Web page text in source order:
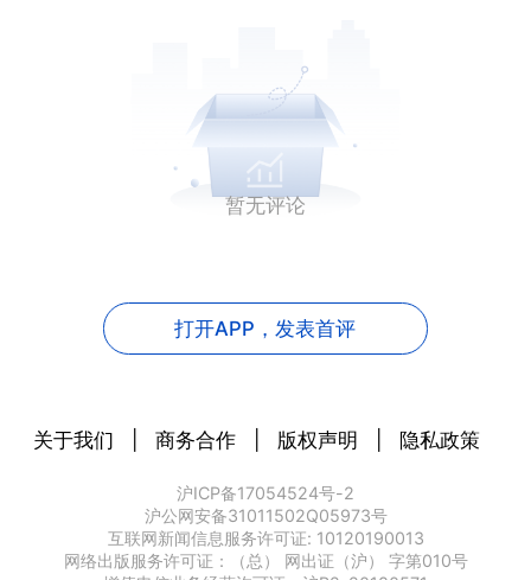
暂无评论
打开APP， 发表首评
关于我们 商务合作 版权声明 隐私政策
沪ICP备17054524号-2
沪公网安备31011502Q05973号
互联网新闻信息服务许可证: 10120190013
网络出版服务许可证：（总） 网出证（沪） 字第010号